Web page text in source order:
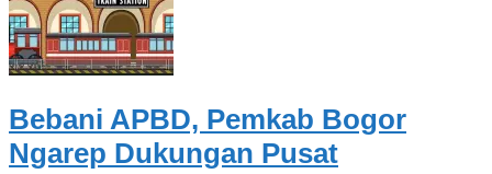
Bebani APBD, Pemkab Bogor
Ngarep Dukungan Pusat